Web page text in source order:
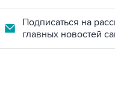
Подписаться на
главных новостей